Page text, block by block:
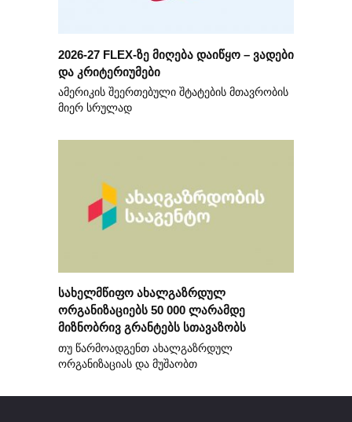
2026-27 FLEX-ზე მიღება დაიწყო – ვადები
და კრიტერიუმები
ამერიკის შეერთებული შტატების მთავრობის
მიერ სრულად
სახელმწიფო ახალგაზრდულ
ორგანიზაციებს 50 000 ლარამდე
მიზნობრივ გრანტებს სთავაზობს
თუ წარმოადგენთ ახალგაზრდულ
ორგანიზაციას და მუშაობთ